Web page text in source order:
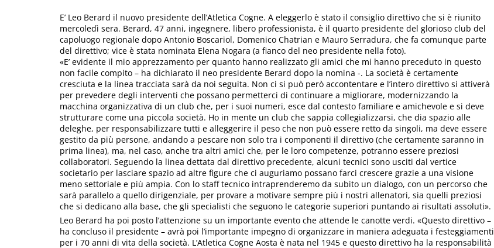
E’ Leo Berard il nuovo presidente dell’Atletica Cogne. A eleggerlo è stato il consiglio direttivo che si è riunito
mercoledì sera. Berard, 47 anni, ingegnere, libero professionista, è il quarto presidente del glorioso club del
capoluogo regionale dopo Antonio Boscariol, Domenico Chatrian e Mauro Serradura, che fa comunque parte
del direttivo; vice è stata nominata Elena Nogara (a fianco del neo presidente nella foto).
«E’ evidente il mio apprezzamento per quanto hanno realizzato gli amici che mi hanno preceduto in questo
non facile compito – ha dichiarato il neo presidente Berard dopo la nomina -. La società è certamente
cresciuta e la linea tracciata sarà da noi seguita. Non ci si può però accontentare e l’intero direttivo si attiverà
per prevedere degli interventi che possano permetterci di continuare a migliorare, modernizzando la
macchina organizzativa di un club che, per i suoi numeri, esce dal contesto familiare e amichevole e si deve
strutturare come una piccola società. Ho in mente un club che sappia collegializzarsi, che dia spazio alle
deleghe, per responsabilizzare tutti e alleggerire il peso che non può essere retto da singoli, ma deve essere
gestito da più persone, andando a pescare non solo tra i componenti il direttivo (che certamente saranno in
prima linea), ma, nel caso, anche tra altri amici che, per le loro competenze, potranno essere preziosi
collaboratori. Seguendo la linea dettata dal direttivo precedente, alcuni tecnici sono usciti dal vertice
societario per lasciare spazio ad altre figure che ci auguriamo possano farci crescere grazie a una visione
meno settoriale e più ampia. Con lo staff tecnico intraprenderemo da subito un dialogo, con un percorso che
sarà parallelo a quello dirigenziale, per provare a motivare sempre più i nostri allenatori, sia quelli preziosi
che si dedicano alla base, che gli specialisti che seguono le categorie superiori puntando ai risultati assoluti».
Leo Berard ha poi posto l’attenzione su un importante evento che attende le canotte verdi. «Questo direttivo –
ha concluso il presidente – avrà poi l’importante impegno di organizzare in maniera adeguata i festeggiamenti
per i 70 anni di vita della società. L’Atletica Cogne Aosta è nata nel 1945 e questo direttivo ha la responsabilità